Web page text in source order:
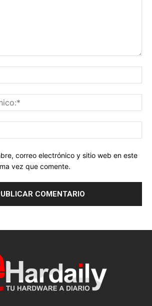
correo electrónico y sitio web en este
vez que comente.